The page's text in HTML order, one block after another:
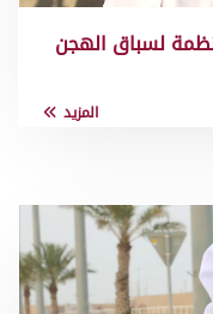
لسباق الهجن
المزيد